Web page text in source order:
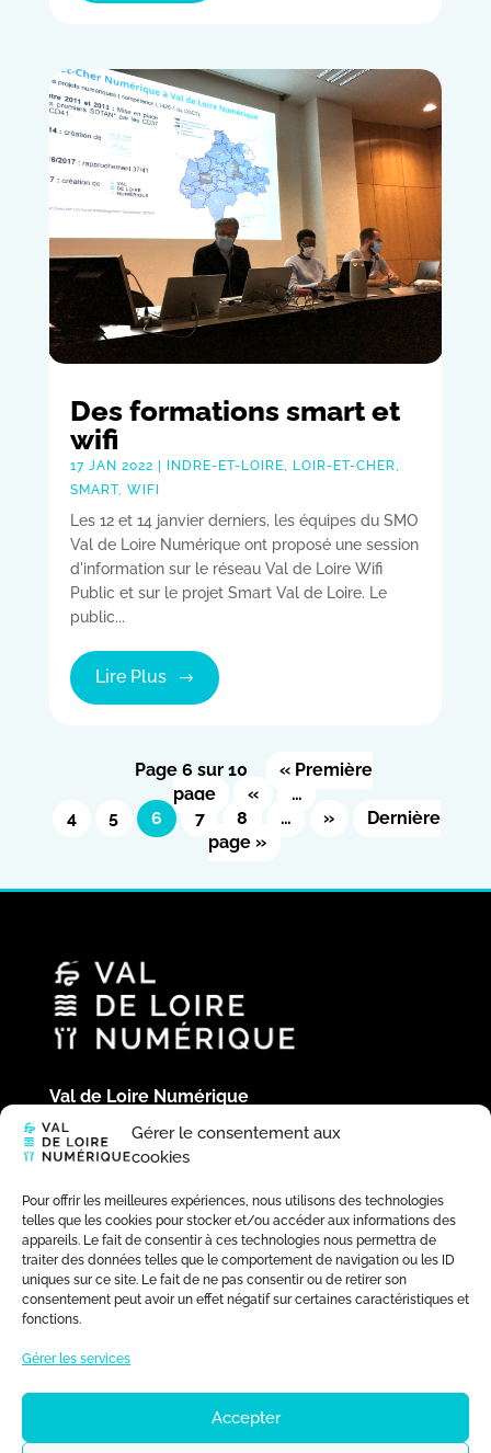
Gérer le consentement aux
cookies
Pour offrir les meilleures expériences, nous utilisons des technologies
telles que les cookies pour stocker et/ou accéder aux informations des
appareils. Le fait de consentir à ces technologies nous permettra de
traiter des données telles que le comportement de navigation ou les ID
uniques sur ce site. Le fait de ne pas consentir ou de retirer son
consentement peut avoir un effet négatif sur certaines caractéristiques et
fonctions.
Gérer les services
Accepter
Des formations smart et
wifi
17 JAN 2022 INDRE-ET-LOIRE, LOIR-ET-CHER,
SMART, WIFI
Les 12 et 14 janvier derniers, les équipes du SMO
Val de Loire Numérique ont proposé une session
d'information sur le réseau Val de Loire Wifi
Public et sur le projet Smart Val de Loire. Le
public...
Lire Plus
Page 6 sur 10
« Première
page
«
…
4
5 6 7 8 … »
Dernière
page »
Val de Loire Numérique
Hôtel du Département
Place de la République
41020 Blois Cedex
02 54 58 44 39